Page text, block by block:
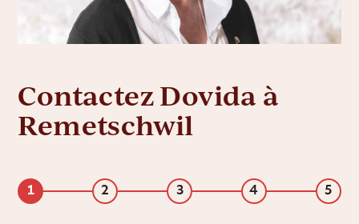
Contactez Dovida à
Remetschwil
1 2 3 4 5